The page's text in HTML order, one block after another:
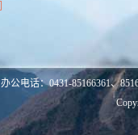
办公电话：0431-85166361、